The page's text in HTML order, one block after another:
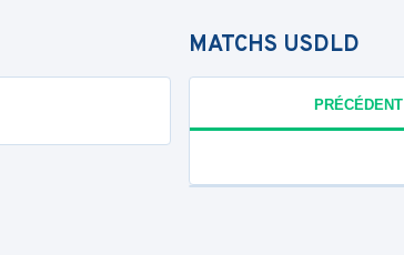
MATCHS USDLD
PRÉCÉDENT